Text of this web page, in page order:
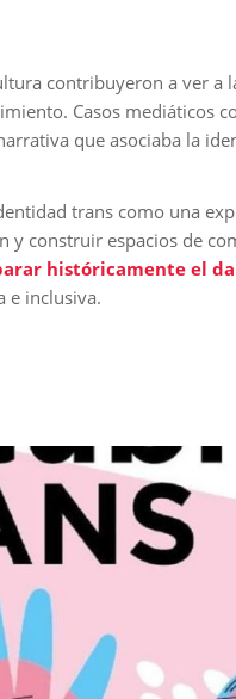
contribuyeron a ver a
Casos mediáticos
que asociaba la
trans como una
construir espacios de
históricamente el
e inclusiva.